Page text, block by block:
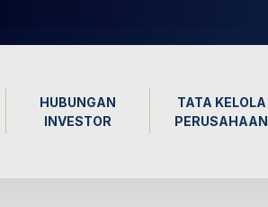
HUBUNGAN
INVESTOR
TATA KELOLA
PERUSAHAAN